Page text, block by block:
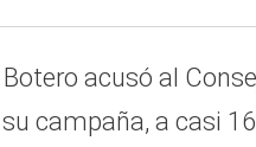
acusó al
campaña, a casi